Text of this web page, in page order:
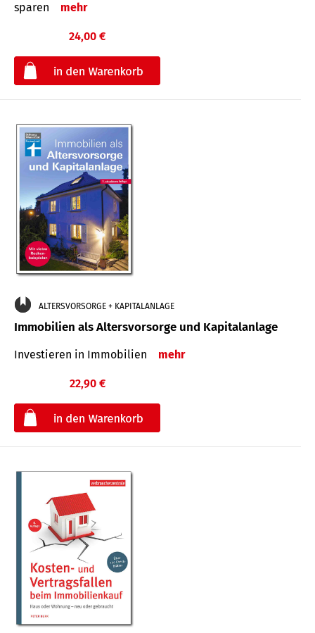
sparen
mehr
24,00 €
ALTERSVORSORGE + KAPITALANLAGE
Immobilien als Altersvorsorge und Kapitalanlage
Investieren in Immobilien mehr
22,90 €